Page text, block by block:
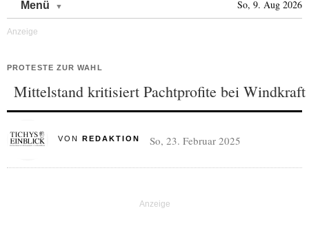
Menü So, 9. Aug 2026
PROTESTE ZUR WAHL
Mittelstand kritisiert Pachtprofite bei Windkraft
VON REDAKTION So, 23. Februar 2025